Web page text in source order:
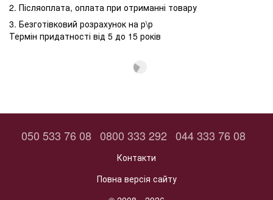
2. Післяоплата, оплата при отриманні товару
3. Безготівковий розрахунок на р\р
Термін придатності від 5 до 15 років
050 533 76 08 0800 333 292 044 333 76 08
Контакти
Повна версія сайту